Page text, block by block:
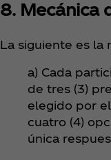
8. Mecánica
La siguiente es la
a) Cada
de tres (3)
elegido por
cuatro (4)
única